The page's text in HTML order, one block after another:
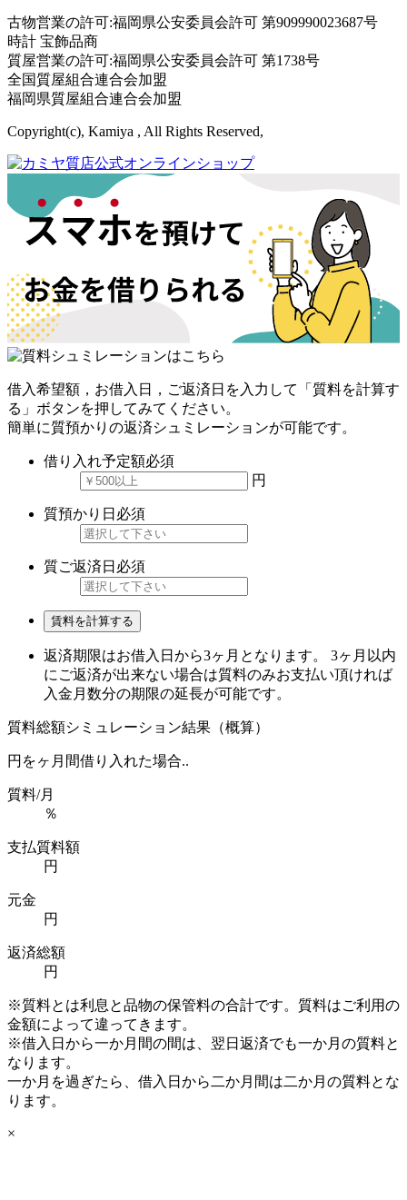
古物営業の許可:福岡県公安委員会許可 第909990023687号
時計 宝飾品商
質屋営業の許可:福岡県公安委員会許可 第1738号
全国質屋組合連合会加盟
福岡県質屋組合連合会加盟
Copyright(c), Kamiya , All Rights Reserved,
借入希望額，お借入日，ご返済日を入力して「質料を計算す
る」ボタンを押してみてください。
簡単に質預かりの返済シュミレーションが可能です。
借り入れ予定額必須
円
質預かり日 必須
質ご返済日 必須
賃料を計算する
返済期限はお借入日から3ヶ月となります。 3ヶ月以内
にご返済が出来ない場合は質料のみお支払い頂ければ
入金月数分の期限の延長が可能です。
質料総額シミュレーション結果（概算）
円をヶ月間借り入れた場合..
質料/月
％
支払質料額
円
元金
円
返済総額
円
※質料とは利息と品物の保管料の合計です。質料はご利用の
金額によって違ってきます。
※借入日から一か月間の間は、翌日返済でも一か月の質料と
なります。
一か月を過ぎたら、借入日から二か月間は二か月の質料とな
ります。
×